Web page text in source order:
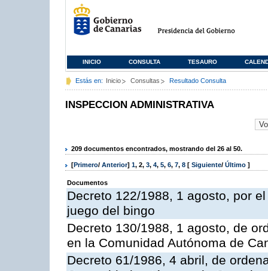
INICIO CONSULTA TESAURO
Estás en: Inicio Consultas Resultado Consulta
INSPECCION ADMINISTRATIVA
209 documentos encontrados, mostrando del 26 al 50.
[Primero/ Anterior] 1, 2, 3, 4, 5, 6, 7, 8 [ Siguiente/ Último ]
Documentos
Decreto 122/1988, 1 agosto, por
juego del bingo
Decreto 130/1988, 1 agosto, de
en la Comunidad Autónoma de
Decreto 61/1986, 4 abril, de